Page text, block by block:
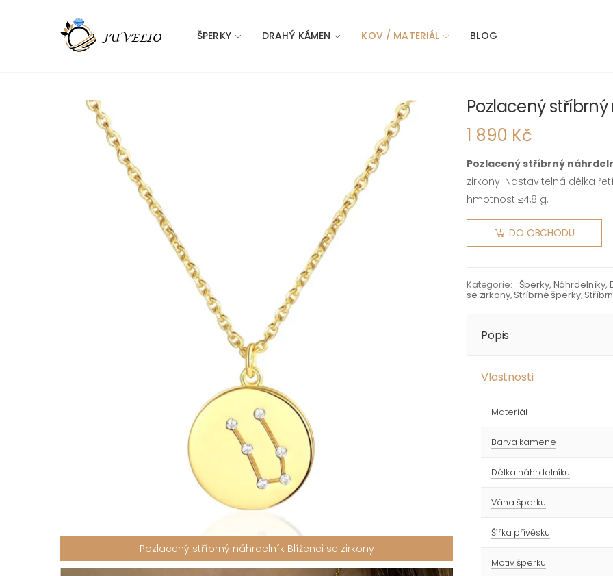
ŠPERKY DRAHÝ KÁMEN KOV / MATERIÁL BLOG
Pozlacený stříbrný náhrdelník Blíženci se zirkony
Pozlacený stříbrný
1 890 Kč
Pozlacený stříbrný
zirkony. Nastavitelná délka
hmotnost ≤4,8 g.
DO OBCHODU
Kategorie: Šperky, Náhrdelníky,
se zirkony,Stříbrné šperky,
Popis
Vlastnosti
Materiál
Barva kamene
Délka náhrdelníku
Váha šperku
Šířka přívěsku
Motiv šperku